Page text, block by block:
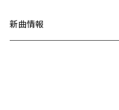
新曲情報